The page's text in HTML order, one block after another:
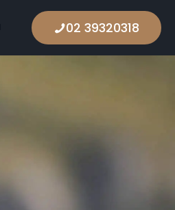
02 39320318